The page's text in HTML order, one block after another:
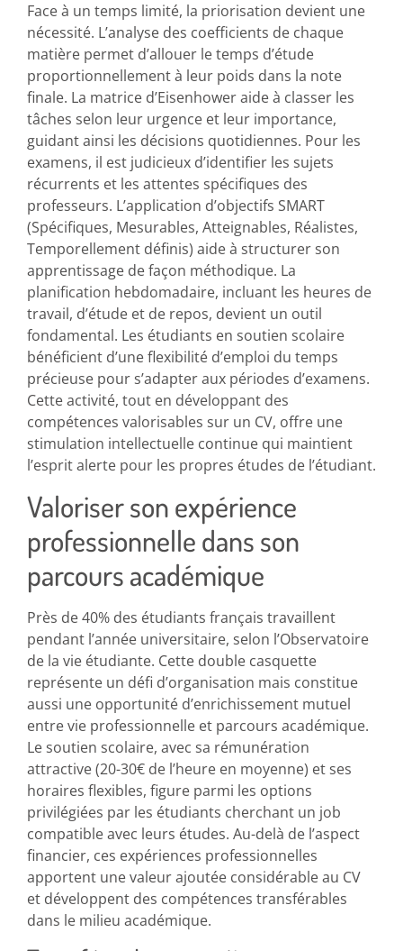
Face à un temps limité, la priorisation devient une
nécessité. L’analyse des coefficients de chaque
matière permet d’allouer le temps d’étude
proportionnellement à leur poids dans la note
finale. La matrice d’Eisenhower aide à classer les
tâches selon leur urgence et leur importance,
guidant ainsi les décisions quotidiennes. Pour les
examens, il est judicieux d’identifier les sujets
récurrents et les attentes spécifiques des
professeurs. L’application d’objectifs SMART
(Spécifiques, Mesurables, Atteignables, Réalistes,
Temporellement définis) aide à structurer son
apprentissage de façon méthodique. La
planification hebdomadaire, incluant les heures de
travail, d’étude et de repos, devient un outil
fondamental. Les étudiants en soutien scolaire
bénéficient d’une flexibilité d’emploi du temps
précieuse pour s’adapter aux périodes d’examens.
Cette activité, tout en développant des
compétences valorisables sur un CV, offre une
stimulation intellectuelle continue qui maintient
l’esprit alerte pour les propres études de l’étudiant.
Valoriser son expérience
professionnelle dans son
parcours académique
Près de 40% des étudiants français travaillent
pendant l’année universitaire, selon l’Observatoire
de la vie étudiante. Cette double casquette
représente un défi d’organisation mais constitue
aussi une opportunité d’enrichissement mutuel
entre vie professionnelle et parcours académique.
Le soutien scolaire, avec sa rémunération
attractive (20-30€ de l’heure en moyenne) et ses
horaires flexibles, figure parmi les options
privilégiées par les étudiants cherchant un job
compatible avec leurs études. Au-delà de l’aspect
financier, ces expériences professionnelles
apportent une valeur ajoutée considérable au CV
et développent des compétences transférables
dans le milieu académique.